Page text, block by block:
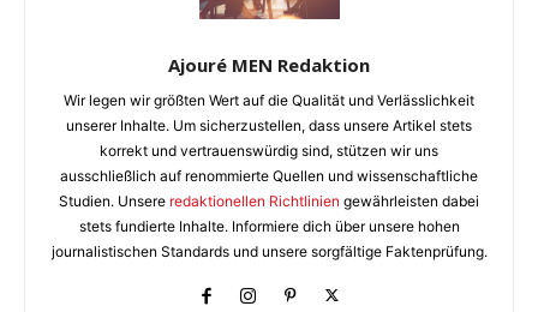
Ajouré MEN Redaktion
Wir legen wir größten Wert auf die Qualität und Verlässlichkeit
unserer Inhalte. Um sicherzustellen, dass unsere Artikel stets
korrekt und vertrauenswürdig sind, stützen wir uns
ausschließlich auf renommierte Quellen und wissenschaftliche
Studien. Unsere redaktionellen Richtlinien gewährleisten dabei
stets fundierte Inhalte. Informiere dich über unsere hohen
journalistischen Standards und unsere sorgfältige Faktenprüfung.